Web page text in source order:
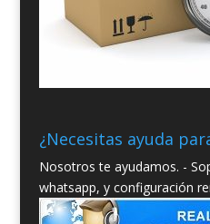
¿Necesitas ayuda
Nosotros te ayudamos. -
whatsapp, y configuración